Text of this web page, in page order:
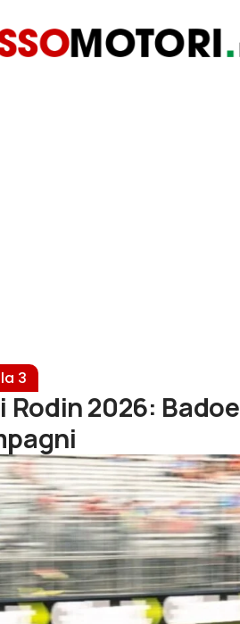
3
Rodin 2026: